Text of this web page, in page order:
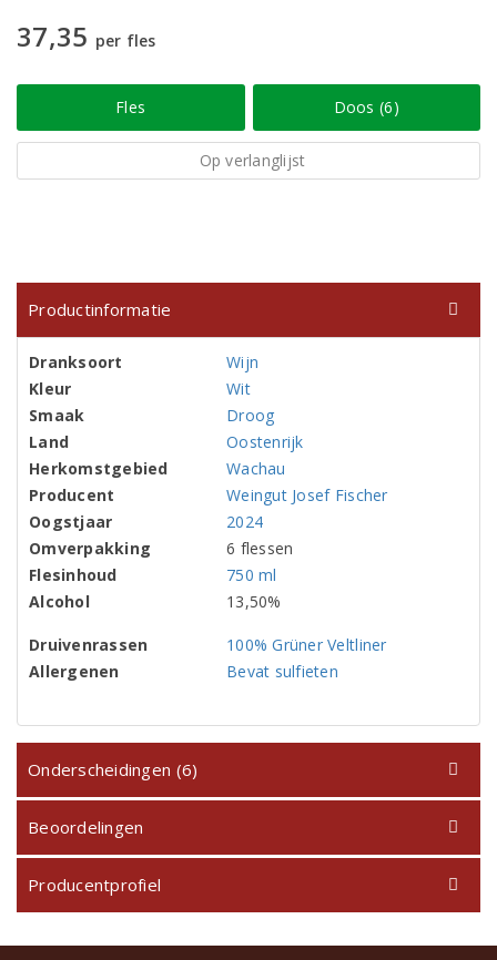
37,35 per fles
Fles Doos (6)
Op verlanglijst
Productinformatie
Dranksoort
Wijn
Kleur
Wit
Smaak
Droog
Land
Oostenrijk
Herkomstgebied
Wachau
Producent
Weingut Josef Fischer
Oogstjaar
2024
Omverpakking
6 flessen
Flesinhoud
750 ml
Alcohol
13,50%
Druivenrassen
100% Grüner Veltliner
Allergenen
Bevat sulfieten
Onderscheidingen (6)
Beoordelingen
Producentprofiel